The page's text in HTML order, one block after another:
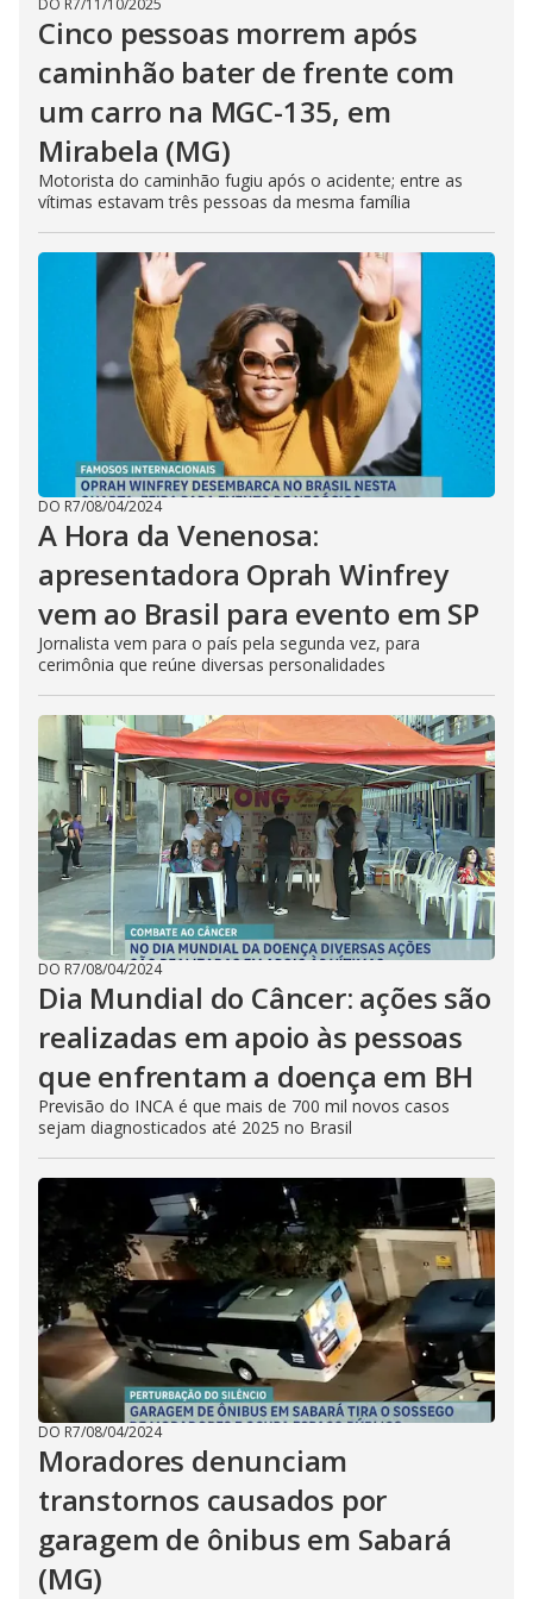
DO R7/11/10/2025
Cinco pessoas morrem após
caminhão bater de frente com
um carro na MGC-135, em
Mirabela (MG)
Motorista do caminhão fugiu após o acidente; entre as
vítimas estavam três pessoas da mesma família
DO R7/08/04/2024
A Hora da Venenosa:
apresentadora Oprah Winfrey
vem ao Brasil para evento em SP
Jornalista vem para o país pela segunda vez, para
cerimônia que reúne diversas personalidades
DO R7/08/04/2024
Dia Mundial do Câncer: ações são
realizadas em apoio às pessoas
que enfrentam a doença em BH
Previsão do INCA é que mais de 700 mil novos casos
sejam diagnosticados até 2025 no Brasil
DO R7/08/04/2024
Moradores denunciam
transtornos causados por
garagem de ônibus em Sabará
(MG)